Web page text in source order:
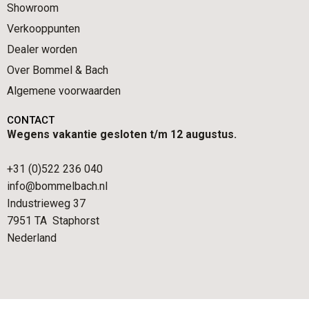
Showroom
Verkooppunten
Dealer worden
Over Bommel & Bach
Algemene voorwaarden
CONTACT
Wegens vakantie gesloten t/m 12 augustus.
+31 (0)522 236 040
info@bommelbach.nl
Industrieweg 37
7951 TA Staphorst
Nederland